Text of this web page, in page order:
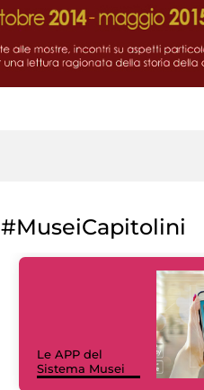
#MuseiCapitolini
Le APP del
Sistema Musei